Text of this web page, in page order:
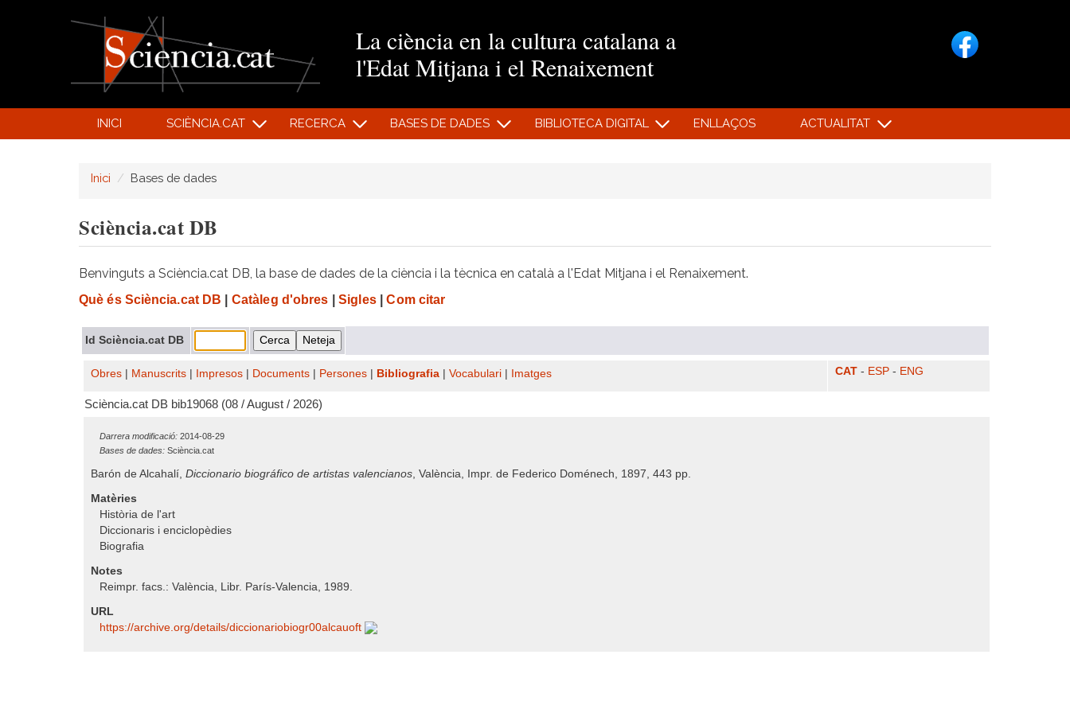
La ciència en la cultura catalana a
l'Edat Mitjana i el Renaixement
INICI SCIÈNCIA.CAT RECERCA BASES DE DADES BIBLIOTECA DIGITAL ENLLAÇOS ACTUALITAT
Inici Bases de dades
Sciència.cat DB
Benvinguts a Sciència.cat DB, la base de dades de la ciència i la tècnica en català a l'Edat Mitjana i el Renaixement.
Què és Sciència.cat DB Catàleg d'obres Sigles| Com citar
Id Sciència.cat DB
Obres Manuscrits Impresos Documents Persones Bibliografia Vocabulari Imatges CAT - ESP - ENG
Sciència.cat DB bib19068 (08 / August / 2026)
Darrera modificació: 2014-08-29
Bases de dades: Sciència.cat
Barón de Alcahalí, Diccionario biográfico de artistas valencianos, València, Impr. de Federico Doménech, 1897, 443 pp.
Matèries
Història de l'art
Diccionaris i enciclopèdies
Biografia
Notes
Reimpr. facs.: València, Libr. París-Valencia, 1989.
URL
https:/​/​archive.org/​details/​diccionariobiogr00alcauoft